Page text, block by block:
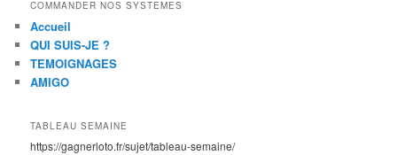
COMMANDER NOS SYSTEMES
Accueil
QUI SUIS-JE ?
TEMOIGNAGES
AMIGO
TABLEAU SEMAINE
https://gagnerloto.fr/sujet/tableau-semaine/